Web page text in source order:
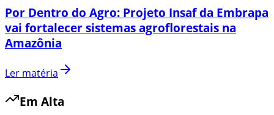
Por Dentro do Agro: Projeto Insaf da Embrapa
vai fortalecer sistemas agroflorestais na
Amazônia
Ler matéria
Em Alta